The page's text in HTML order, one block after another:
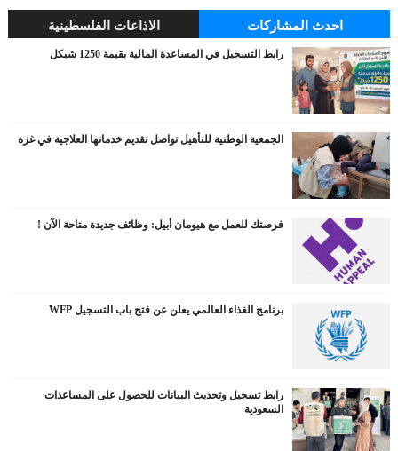
احدث المشاركات الاذاعات الفلسطينية
رابط التسجيل في المساعدة المالية بقيمة 1250 شيكل
الجمعية الوطنية للتأهيل تواصل تقديم خدماتها العلاجية في غزة
فرصتك للعمل مع هيومان أبيل: وظائف جديدة متاحة الآن !
برنامج الغذاء العالمي يعلن عن فتح باب التسجيل WFP
رابط تسجيل وتحديث البيانات للحصول على المساعدات
السعودية